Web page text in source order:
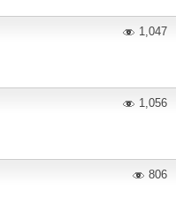
1,047
1,056
806